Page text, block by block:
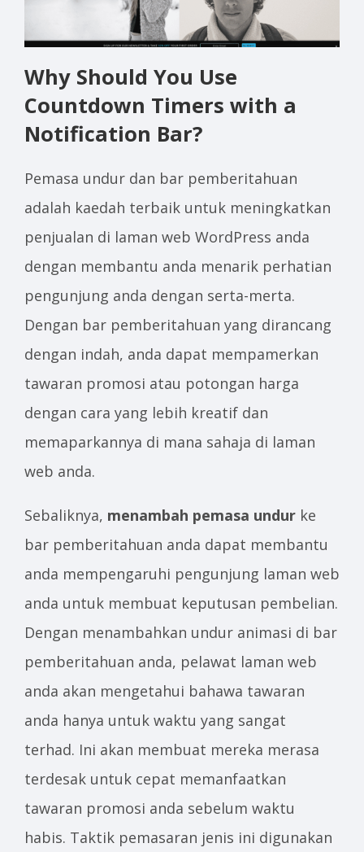
Why Should You Use
Countdown Timers with a
Notification Bar?
Pemasa undur dan bar pemberitahuan
adalah kaedah terbaik untuk meningkatkan
penjualan di laman web WordPress anda
dengan membantu anda menarik perhatian
pengunjung anda dengan serta-merta.
Dengan bar pemberitahuan yang dirancang
dengan indah, anda dapat mempamerkan
tawaran promosi atau potongan harga
dengan cara yang lebih kreatif dan
memaparkannya di mana sahaja di laman
web anda.
Sebaliknya, menambah pemasa undur ke
bar pemberitahuan anda dapat membantu
anda mempengaruhi pengunjung laman web
anda untuk membuat keputusan pembelian.
Dengan menambahkan undur animasi di bar
pemberitahuan anda, pelawat laman web
anda akan mengetahui bahawa tawaran
anda hanya untuk waktu yang sangat
terhad. Ini akan membuat mereka merasa
terdesak untuk cepat memanfaatkan
tawaran promosi anda sebelum waktu
habis. Taktik pemasaran jenis ini digunakan